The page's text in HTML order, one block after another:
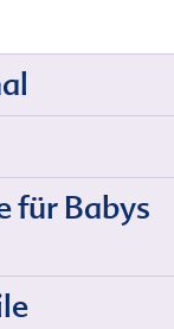
für Babys